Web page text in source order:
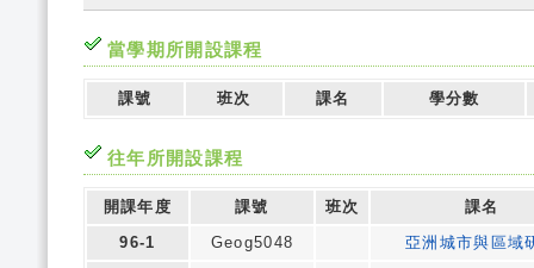
當學期所開設課程
課號 班次 課名 學分數
往年所開設課程
開課年度 課號 班次
課名
96-1
Geog5048
亞洲城市與區域